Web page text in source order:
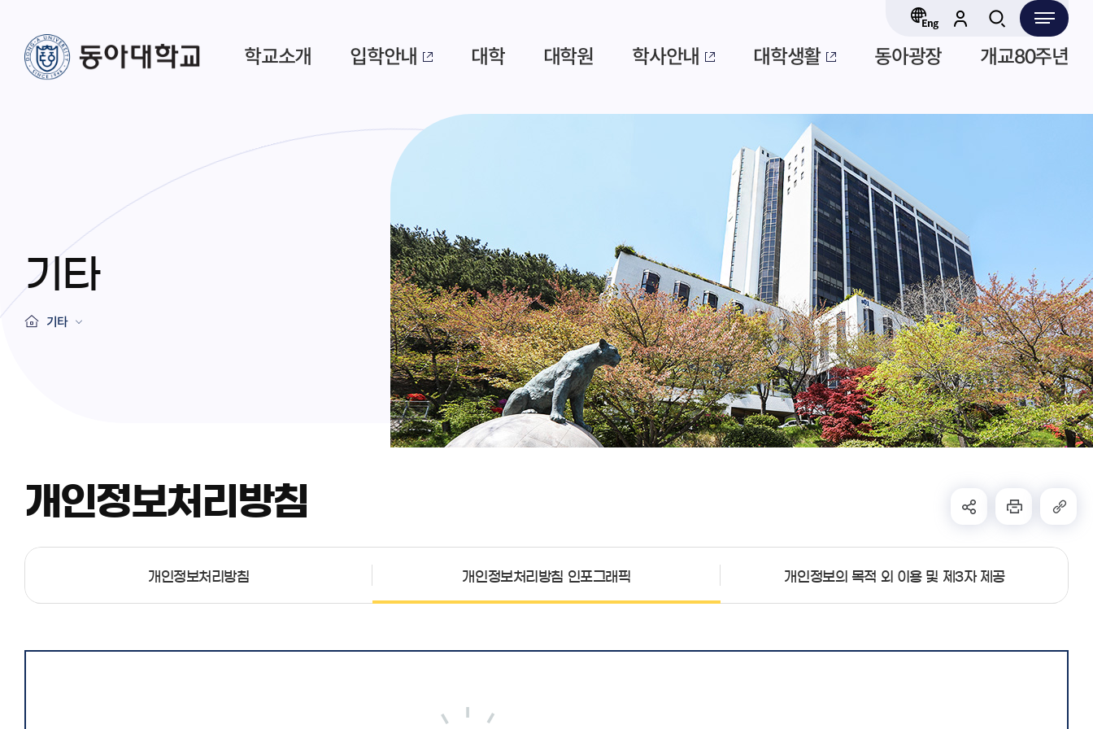
학교소개 입학안내 대학 대학원 학사안내 대학생활 동아광장 개교80주년
기타
기타
개인정보처리방침
개인정보처리방침 개인정보처리방침 인포그래픽 개인정보의 목적 외 이용 및 제3자 제공